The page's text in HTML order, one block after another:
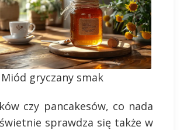
Miód gryczany smak
czy pancakesów, co nada
sprawdza się także w